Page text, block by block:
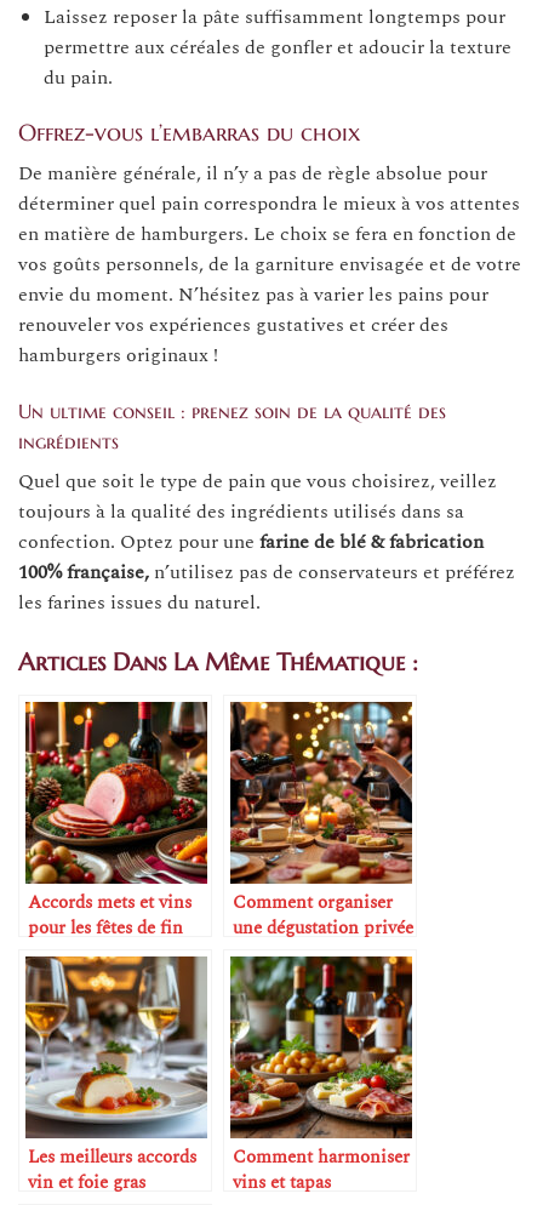
Laissez reposer la pâte suffisamment longtemps pour
permettre aux céréales de gonfler et adoucir la texture
du pain.
Offrez-vous l’embarras du choix
De manière générale, il n’y a pas de règle absolue pour
déterminer quel pain correspondra le mieux à vos attentes
en matière de hamburgers. Le choix se fera en fonction de
vos goûts personnels, de la garniture envisagée et de votre
envie du moment. N’hésitez pas à varier les pains pour
renouveler vos expériences gustatives et créer des
hamburgers originaux !
Un ultime conseil : prenez soin de la qualité des
ingrédients
Quel que soit le type de pain que vous choisirez, veillez
toujours à la qualité des ingrédients utilisés dans sa
confection. Optez pour une farine de blé & fabrication
100% française, n’utilisez pas de conservateurs et préférez
les farines issues du naturel.
Articles Dans La Même Thématique :
Accords mets et vins
pour les fêtes de fin
d’année
Comment organiser
une dégustation privée
à la maison
Les meilleurs accords
vin et foie gras
Comment harmoniser
vins et tapas